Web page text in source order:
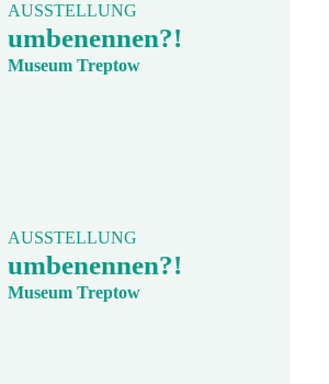
AUSSTELLUNG
umbenennen?!
Museum Treptow
AUSSTELLUNG
umbenennen?!
Museum Treptow